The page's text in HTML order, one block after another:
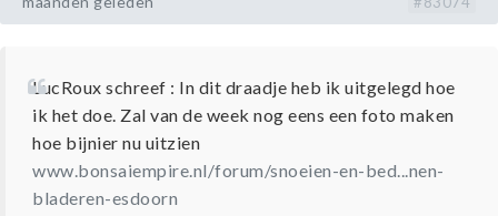
LucRoux schreef : In dit draadje heb ik uitgelegd hoe
ik het doe. Zal van de week nog eens een foto maken
hoe bijnier nu uitzien
www.bonsaiempire.nl/forum/snoeien-en-bed...nen-
bladeren-esdoorn